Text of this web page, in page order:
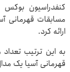
کنفدراسیون بوکس
مسابقات قهرمانی
ارائه کرد.
به این ترتیب
قهرمانی آسیا یک